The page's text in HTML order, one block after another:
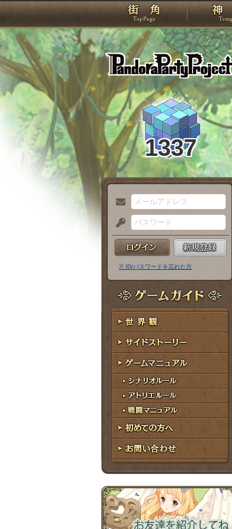
TOP
1337
メ
ー
ル
ア
ド
レ
ス
パ
ス
ー
ド
※ ID/パスワードを忘れた方
ゲームガイド
世界観
サイドストーリー
ゲームマニュアル
シナリオルール
アトリエルール
戦闘マニュアル
初めての方へ
お問い合わせ